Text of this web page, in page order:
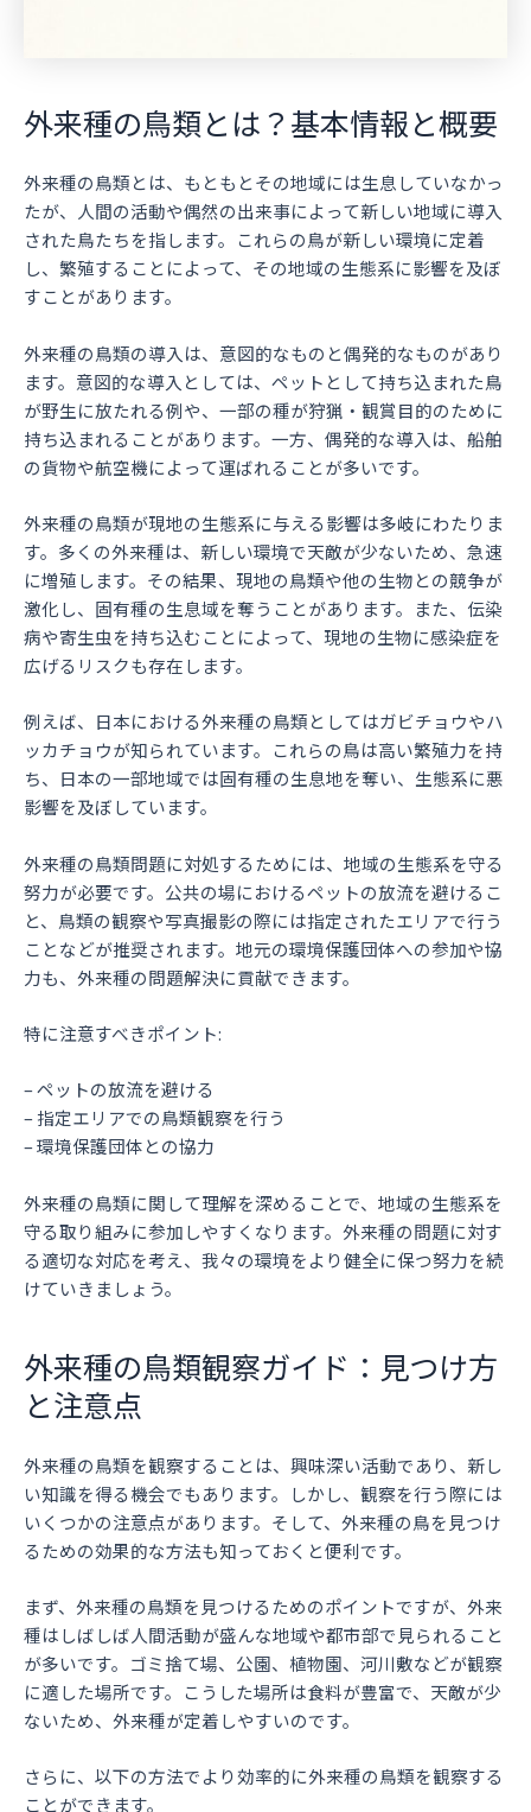
外来種の鳥類とは？基本情報と概要
外来種の鳥類とは、もともとその地域には生息していなかっ
たが、人間の活動や偶然の出来事によって新しい地域に導入
された鳥たちを指します。これらの鳥が新しい環境に定着
し、繁殖することによって、その地域の生態系に影響を及ぼ
すことがあります。
外来種の鳥類の導入は、意図的なものと偶発的なものがあり
ます。意図的な導入としては、ペットとして持ち込まれた鳥
が野生に放たれる例や、一部の種が狩猟・観賞目的のために
持ち込まれることがあります。一方、偶発的な導入は、船舶
の貨物や航空機によって運ばれることが多いです。
外来種の鳥類が現地の生態系に与える影響は多岐にわたりま
す。多くの外来種は、新しい環境で天敵が少ないため、急速
に増殖します。その結果、現地の鳥類や他の生物との競争が
激化し、固有種の生息域を奪うことがあります。また、伝染
病や寄生虫を持ち込むことによって、現地の生物に感染症を
広げるリスクも存在します。
例えば、日本における外来種の鳥類としてはガビチョウやハ
ッカチョウが知られています。これらの鳥は高い繁殖力を持
ち、日本の一部地域では固有種の生息地を奪い、生態系に悪
影響を及ぼしています。
外来種の鳥類問題に対処するためには、地域の生態系を守る
努力が必要です。公共の場におけるペットの放流を避けるこ
と、鳥類の観察や写真撮影の際には指定されたエリアで行う
ことなどが推奨されます。地元の環境保護団体への参加や協
力も、外来種の問題解決に貢献できます。
特に注意すべきポイント:
– ペットの放流を避ける
– 指定エリアでの鳥類観察を行う
– 環境保護団体との協力
外来種の鳥類に関して理解を深めることで、地域の生態系を
守る取り組みに参加しやすくなります。外来種の問題に対す
る適切な対応を考え、我々の環境をより健全に保つ努力を続
けていきましょう。
外来種の鳥類観察ガイド：見つけ方
と注意点
外来種の鳥類を観察することは、興味深い活動であり、新し
い知識を得る機会でもあります。しかし、観察を行う際には
いくつかの注意点があります。そして、外来種の鳥を見つけ
るための効果的な方法も知っておくと便利です。
まず、外来種の鳥類を見つけるためのポイントですが、外来
種はしばしば人間活動が盛んな地域や都市部で見られること
が多いです。ゴミ捨て場、公園、植物園、河川敷などが観察
に適した場所です。こうした場所は食料が豊富で、天敵が少
ないため、外来種が定着しやすいのです。
さらに、以下の方法でより効率的に外来種の鳥類を観察する
ことができます。